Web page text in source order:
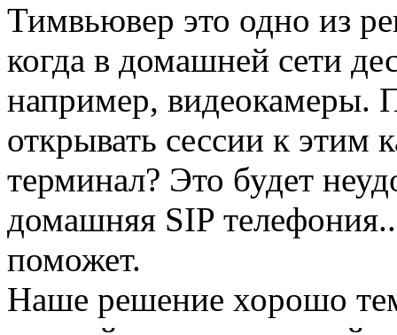
Тимвьювер это одно из
когда в домашней сети
например, видеокамеры.
открывать сессии к этим
терминал? Это будет
домашняя SIP
поможет.
Наше решение хорошо